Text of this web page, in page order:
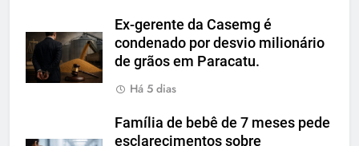
Ex-gerente da Casemg é
condenado por desvio milionário
de grãos em Paracatu.
Há 5 dias
Família de bebê de 7 meses pede
esclarecimentos sobre